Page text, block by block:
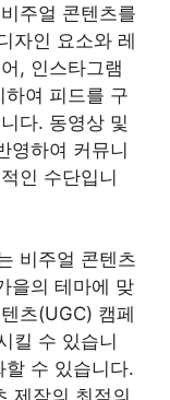
주얼 콘텐츠를
자인 요소와 레
, 인스타그램
여 피드를 구
다. 동영상 및
영하여 커뮤니
인 수단입니
비주얼 콘텐츠
을의 테마에 맞
츠(UGC) 캠페
킬 수 있습니
수 있습니다.
제작의 최적의